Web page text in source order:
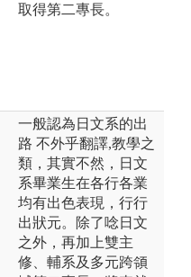
取得第二專長。
一般認為日文系的出
路 不外乎翻譯,教學之
類，其實不然，日文
系畢業生在各行各業
均有出色表現，行行
出狀元。除了唸日文
之外，再加上雙主
修、輔系及多元跨領